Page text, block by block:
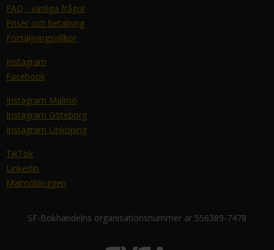
FAQ - vanliga frågor
Priser och betalning
Försäljningsvillkor
Instagram
Facebook
Instagram Malmö
Instagram Göteborg
Instagram Linköping
TikTok
LinkedIn
Malmöbloggen
SF-Bokhandelns organisationsnummer är 556389-7478